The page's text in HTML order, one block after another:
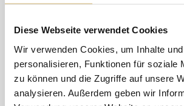
Diese Webseite verwendet Cookies
Wir verwenden Cookies, um Inhalte
personalisieren, Funktionen für soziale
zu können und die Zugriffe auf unsere
analysieren. Außerdem geben wir